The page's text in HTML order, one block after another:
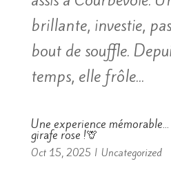
brillante, investie,
bout de souffle.
temps, elle frôle...
Une experience mémorable…
girafe rose !🦒
Oct 15, 2025 | Uncategorized